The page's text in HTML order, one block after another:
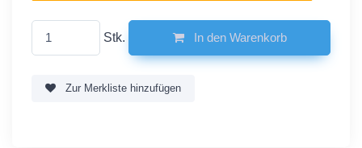
Stk. In den Warenkorb
Zur Merkliste hinzufügen